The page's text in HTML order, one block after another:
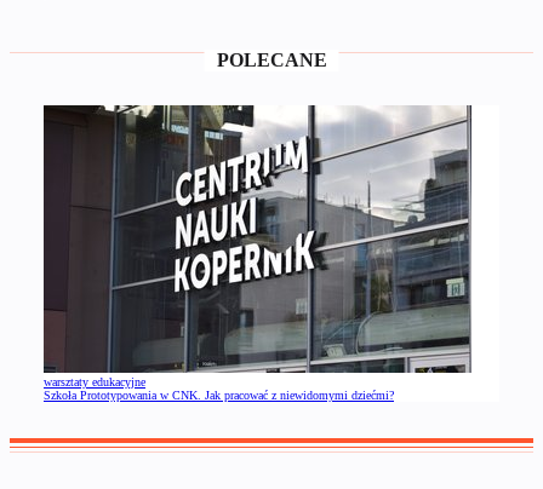
POLECANE
warsztaty edukacyjne
Szkoła Prototypowania w CNK. Jak pracować z niewidomymi dziećmi?